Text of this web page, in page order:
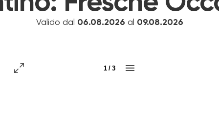
Valido dal 06.08.2026 al 09.08.2026